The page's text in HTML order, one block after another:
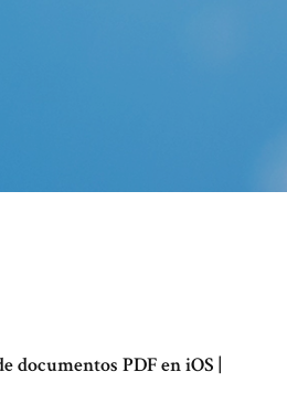
documentos PDF en iOS |